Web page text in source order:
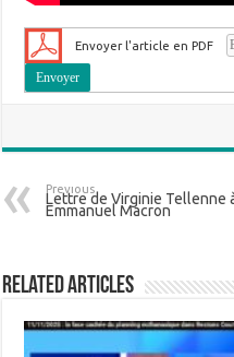
Envoyer l'article en PDF
Previous
Lettre de Virginie Tellenne
Emmanuel Macron
Related Articles